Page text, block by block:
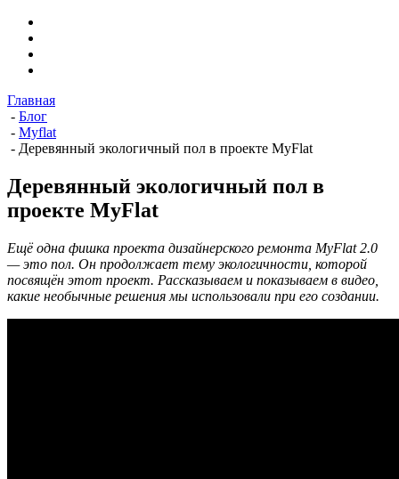
Главная
- Блог
- Myflat
- Деревянный экологичный пол в проекте MyFlat
Деревянный экологичный пол в
проекте MyFlat
Ещё одна фишка проекта дизайнерского ремонта MyFlat 2.0
— это пол. Он продолжает тему экологичности, которой
посвящён этот проект. Рассказываем и показываем в видео,
какие необычные решения мы использовали при его создании.